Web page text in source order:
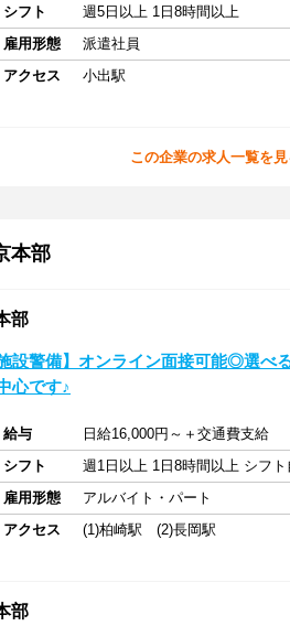
シフト
週5日以上 1日8時間以上
雇用形態
派遣社員
アクセス
小出駅
この企業の求人一覧を見
本部
部
施設警備】オンライン面接可能◎選べ
心です♪
給与
日給16,000円～＋交通費支給
シフト
週1日以上 1日8時間以上 シフ
雇用形態
アルバイト・パート
アクセス
(1)柏崎駅 (2)長岡駅
部